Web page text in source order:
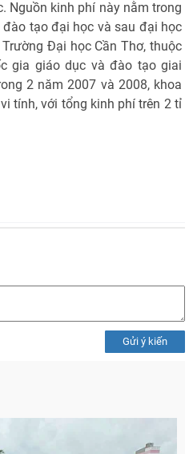
Nguồn kinh phí này nằm trong
tạo đại học và sau đại học
Đại học Cần Thơ, thuộc
gia giáo dục và đào tạo giai
2 năm 2007 và 2008, khoa
tính, với tổng kinh phí trên 2 tỉ
Gửi ý kiến